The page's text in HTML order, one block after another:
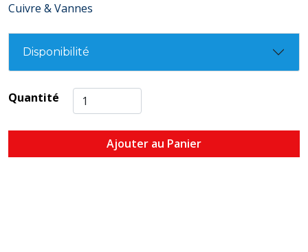
Cuivre & Vannes
Disponibilité
Quantité
Ajouter au Panier